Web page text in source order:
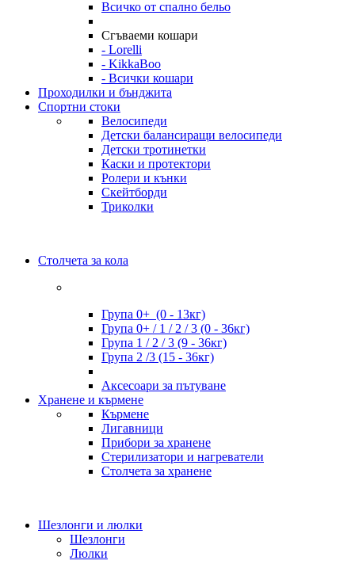
Всичко от спално бельо
Сгъваеми кошари
- Lorelli
- KikkaBoo
- Всички кошари
Проходилки и бънджита
Спортни стоки
Велосипеди
Детски балансиращи велосипеди
Детски тротинетки
Каски и протектори
Ролери и кънки
Скейтборди
Триколки
Столчета за кола
Група 0+ (0 - 13кг)
Група 0+ / 1 / 2 / 3 (0 - 36кг)
Група 1 / 2 / 3 (9 - 36кг)
Група 2 /3 (15 - 36кг)
Аксесоари за пътуване
Хранене и кърмене
Кърмене
Лигавници
Прибори за хранене
Стерилизатори и нагреватели
Столчета за хранене
Шезлонги и люлки
Шезлонги
Люлки